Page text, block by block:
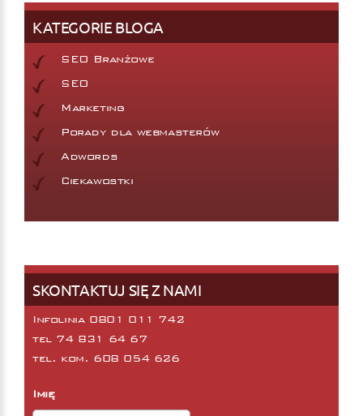
KATEGORIE BLOGA
SEO Branżowe
SEO
Marketing
Porady dla webmasterów
Adwords
Ciekawostki
SKONTAKTUJ SIĘ Z NAMI
Infolinia 0801 011 742
tel 74 831 64 67
tel. kom. 608 054 626
Imię